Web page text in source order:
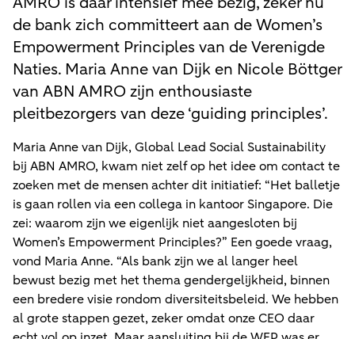
de bank zich committeert aan de Women’s
Empowerment Principles van de Verenigde
Naties. Maria Anne van Dijk en Nicole Böttger
van ABN AMRO zijn enthousiaste
pleitbezorgers van deze ‘guiding principles’.
Maria Anne van Dijk, Global Lead Social Sustainability
bij ABN AMRO, kwam niet zelf op het idee om contact te
zoeken met de mensen achter dit initiatief: “Het balletje
is gaan rollen via een collega in kantoor Singapore. Die
zei: waarom zijn we eigenlijk niet aangesloten bij
Women’s Empowerment Principles?” Een goede vraag,
vond Maria Anne. “Als bank zijn we al langer heel
bewust bezig met het thema gendergelijkheid, binnen
een bredere visie rondom diversiteitsbeleid. We hebben
al grote stappen gezet, zeker omdat onze CEO daar